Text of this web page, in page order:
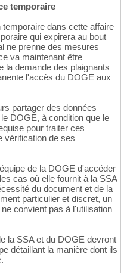
temporaire
dans cette affaire
qui expirera au bout
ne prenne des mesures
va maintenant être
la demande des plaignants
l'accès du DOGE aux
partager des données
DOGE, à condition que le
pour traiter ces
vérification de ses
de la DOGE d'accéder
cas où elle fournit à la SSA
du document et de la
particulier et discret, un
convient pas à l'utilisation
la SSA et du DOGE devront
détaillant la manière dont ils